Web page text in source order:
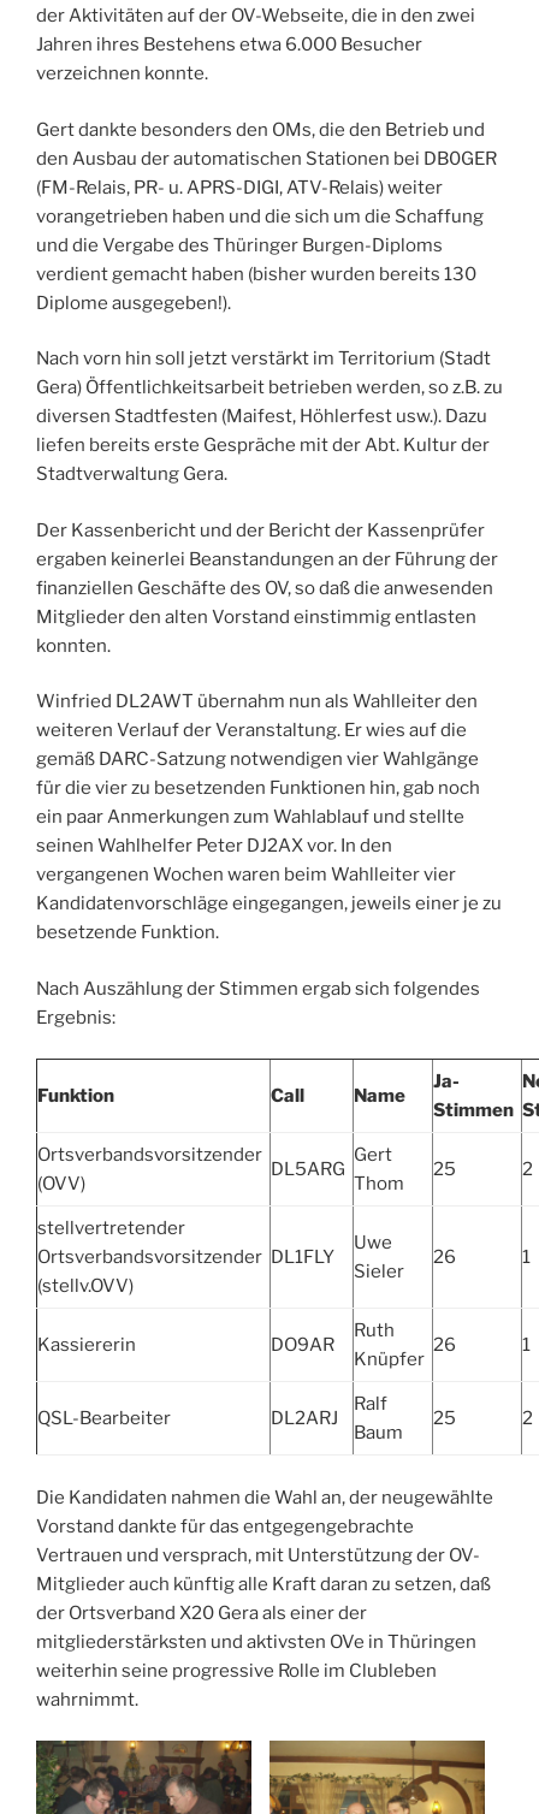
der Aktivitäten auf der OV-Webseite, die in den zwei
Jahren ihres Bestehens etwa 6.000 Besucher
verzeichnen konnte.
Gert dankte besonders den OMs, die den Betrieb und
den Ausbau der automatischen Stationen bei DB0GER
(FM-Relais, PR- u. APRS-DIGI, ATV-Relais) weiter
vorangetrieben haben und die sich um die Schaffung
und die Vergabe des Thüringer Burgen-Diploms
verdient gemacht haben (bisher wurden bereits 130
Diplome ausgegeben!).
Nach vorn hin soll jetzt verstärkt im Territorium (Stadt
Gera) Öffentlichkeitsarbeit betrieben werden, so z.B. zu
diversen Stadtfesten (Maifest, Höhlerfest usw.). Dazu
liefen bereits erste Gespräche mit der Abt. Kultur der
Stadtverwaltung Gera.
Der Kassenbericht und der Bericht der Kassenprüfer
ergaben keinerlei Beanstandungen an der Führung der
finanziellen Geschäfte des OV, so daß die anwesenden
Mitglieder den alten Vorstand einstimmig entlasten
konnten.
Winfried DL2AWT übernahm nun als Wahlleiter den
weiteren Verlauf der Veranstaltung. Er wies auf die
gemäß DARC-Satzung notwendigen vier Wahlgänge
für die vier zu besetzenden Funktionen hin, gab noch
ein paar Anmerkungen zum Wahlablauf und stellte
seinen Wahlhelfer Peter DJ2AX vor. In den
vergangenen Wochen waren beim Wahlleiter vier
Kandidatenvorschläge eingegangen, jeweils einer je zu
besetzende Funktion.
Nach Auszählung der Stimmen ergab sich folgendes
Ergebnis:
Funktion Call Name
Ja-
Stimmen
Ortsverbandsvorsitzender
(OVV)
DL5ARG
Gert
Thom
25 2
stellvertretender
Ortsverbandsvorsitzender
(stellv.OVV)
DL1FLY
Uwe
Sieler
26 1
Kassiererin DO9AR
Ruth
Knüpfer
26 1
QSL-Bearbeiter DL2ARJ
Ralf
Baum
25 2
Die Kandidaten nahmen die Wahl an, der neugewählte
Vorstand dankte für das entgegengebrachte
Vertrauen und versprach, mit Unterstützung der OV-
Mitglieder auch künftig alle Kraft daran zu setzen, daß
der Ortsverband X20 Gera als einer der
mitgliederstärksten und aktivsten OVe in Thüringen
weiterhin seine progressive Rolle im Clubleben
wahrnimmt.